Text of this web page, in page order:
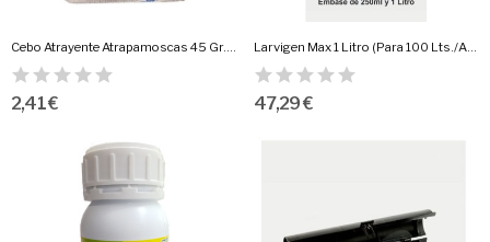
Cebo Atrayente Atrapamoscas 45 Gr.Flygen
2,41 €
Larvigen Max 1 Litro (Para 100 Lts./Agua)
47,29 €